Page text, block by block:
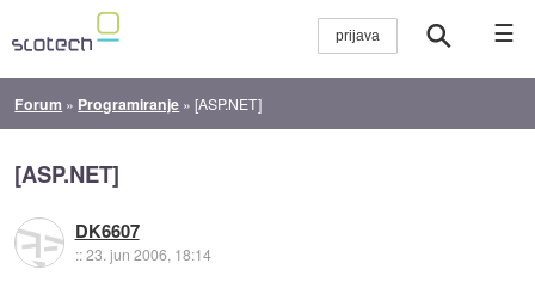
☰
Forum » Programiranje »[ASP.NET]
[ASP.NET]
DK6607
::23. jun 2006, 18:14